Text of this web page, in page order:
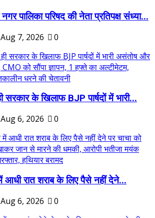
नगर पालिका परिषद की नेता प्रतिपक्ष संध्या...
Aug 7, 2026 0
सरकार के खिलाफ BJP पार्षदों में भारी...
Aug 6, 2026 0
आधी रात शराब के लिए पैसे नहीं देने...
Aug 6, 2026 0